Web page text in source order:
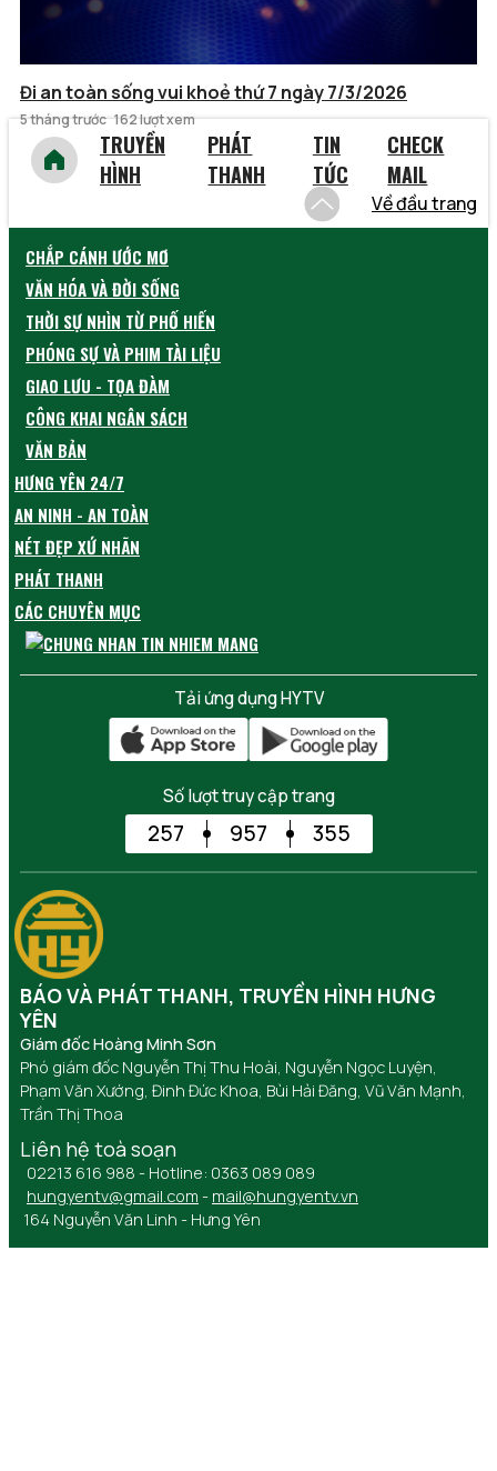
Đi an toàn sống vui khoẻ thứ 7 ngày 7/3/2026
5 tháng trước 162 lượt xem
TRUYỀN
HÌNH
PHÁT
THANH
TIN
TỨC
CHECK
MAIL
Về đầu trang
CHẮP CÁNH ƯỚC MƠ
VĂN HÓA VÀ ĐỜI SỐNG
THỜI SỰ NHÌN TỪ PHỐ HIẾN
PHÓNG SỰ VÀ PHIM TÀI LIỆU
GIAO LƯU - TỌA ĐÀM
CÔNG KHAI NGÂN SÁCH
VĂN BẢN
HƯNG YÊN 24/7
AN NINH - AN TOÀN
NÉT ĐẸP XỨ NHÃN
PHÁT THANH
CÁC CHUYÊN MỤC
Tải ứng dụng HYTV
Số lượt truy cập trang
257 957 355
BÁO VÀ PHÁT THANH, TRUYỀN HÌNH HƯNG
YÊN
Giám đốc Hoàng Minh Sơn
Phó giám đốc Nguyễn Thị Thu Hoài, Nguyễn Ngọc Luyện,
Phạm Văn Xướng, Đinh Đức Khoa, Bùi Hải Đăng, Vũ Văn Mạnh,
Trần Thị Thoa
Liên hệ toà soạn
02213 616 988 - Hotline: 0363 089 089
hungyentv@gmail.com - mail@hungyentv.vn
164 Nguyễn Văn Linh - Hưng Yên